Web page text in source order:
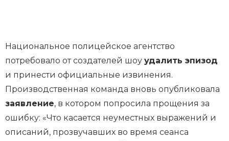
Национальное полицейское агентство
потребовало от создателей шоу удалить эпизод
и принести официальные извинения.
Производственная команда вновь опубликовала
заявление, в котором попросила прощения за
ошибку: «Что касается неуместных выражений и
описаний, прозвучавших во время сеанса